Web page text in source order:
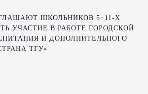
ШКОЛЬНИКОВ 5−11-Х
УЧАСТИЕ В РАБОТЕ ГОРОДСКОЙ
И ДОПОЛНИТЕЛЬНОГО
ТГУ»